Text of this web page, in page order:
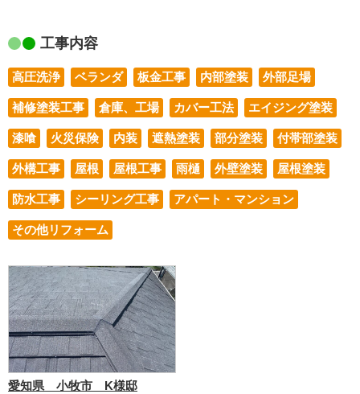
工事内容
高圧洗浄 ベランダ 板金工事 内部塗装 外部足場
補修塗装工事 倉庫、工場 カバー工法 エイジング塗装
漆喰 火災保険 内装 遮熱塗装 部分塗装 付帯部塗装
外構工事 屋根 屋根工事 雨樋 外壁塗装 屋根塗装
防水工事 シーリング工事 アパート・マンション
その他リフォーム
愛知県 小牧市 K様邸